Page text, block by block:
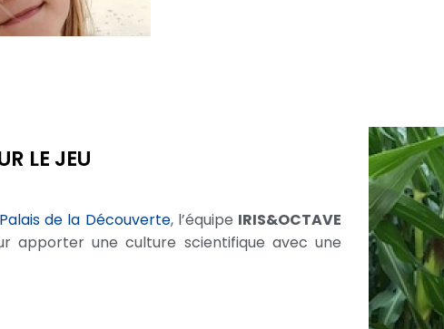
LE JEU
Palais de la Découverte, l’équipe IRIS&OCTAVE
apporter une culture scientifique avec une